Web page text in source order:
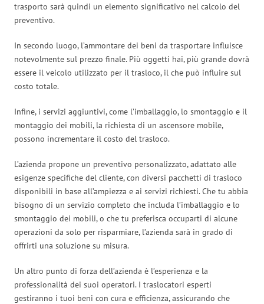
trasporto sarà quindi un elemento significativo nel calcolo del
preventivo.
In secondo luogo, l’ammontare dei beni da trasportare influisce
notevolmente sul prezzo finale. Più oggetti hai, più grande dovrà
essere il veicolo utilizzato per il trasloco, il che può influire sul
costo totale.
Infine, i servizi aggiuntivi, come l’imballaggio, lo smontaggio e il
montaggio dei mobili, la richiesta di un ascensore mobile,
possono incrementare il costo del trasloco.
L’azienda propone un preventivo personalizzato, adattato alle
esigenze specifiche del cliente, con diversi pacchetti di trasloco
disponibili in base all’ampiezza e ai servizi richiesti. Che tu abbia
bisogno di un servizio completo che includa l’imballaggio e lo
smontaggio dei mobili, o che tu preferisca occuparti di alcune
operazioni da solo per risparmiare, l’azienda sarà in grado di
offrirti una soluzione su misura.
Un altro punto di forza dell’azienda è l’esperienza e la
professionalità dei suoi operatori. I traslocatori esperti
gestiranno i tuoi beni con cura e efficienza, assicurando che